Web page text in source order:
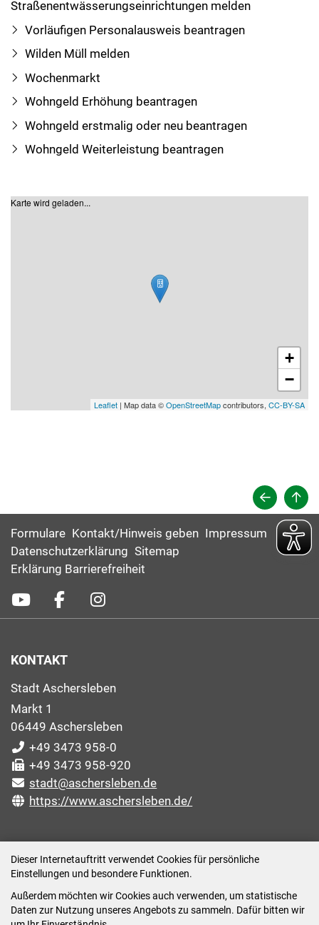
Dieser Internetauftritt verwendet Cookies für persönliche
Einstellungen und besondere Funktionen.
Außerdem möchten wir Cookies auch verwenden, um statistische
Daten zur Nutzung unseres Angebots zu sammeln. Dafür bitten wir
Straßenentwässerungseinrichtungen melden
Vorläufigen Personalausweis beantragen
Wilden Müll melden
Wochenmarkt
Wohngeld Erhöhung beantragen
Wohngeld erstmalig oder neu beantragen
Wohngeld Weiterleistung beantragen
Karte wird geladen...
+
−
Leaflet | Map data ©OpenStreetMapcontributors, CC-BY-SA
Formulare Kontakt/Hinweis geben Impressum
Datenschutzerklärung Sitemap
Erklärung Barrierefreiheit
KONTAKT
Stadt Aschersleben
Markt 1
06449 Aschersleben
+49 3473 958-0
+49 3473 958-920
stadt@aschersleben.de
https://www.aschersleben.de/
Montag: 09:00-12:00 /14:00-15:00 Uhr
Dienstag: 09:00-12:00 /14:00-16:00 Uhr
Mittwoch: 09:00 - 12:00 Uhr (nach vorheriger